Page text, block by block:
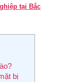
tại Bắc
bị